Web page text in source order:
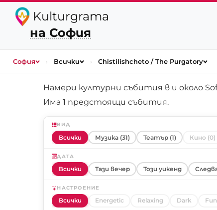
Kulturgrama
на София
София › Всички › Chistilishcheto / The Purgatory
Намери културни събития в и около
Има 1 предстоящи събития.
ВИД
Всички Музика (31) Театър (1) Кино (0)
ДАТА
Всички Тази вечер Този уикенд
НАСТРОЕНИЕ
Всички Energetic Relaxing Dark Fun